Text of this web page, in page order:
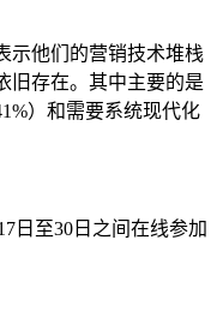
示他们的营销技术堆栈
旧存在。其中主要的是
）和需要系统现代化
日至30日之间在线参加